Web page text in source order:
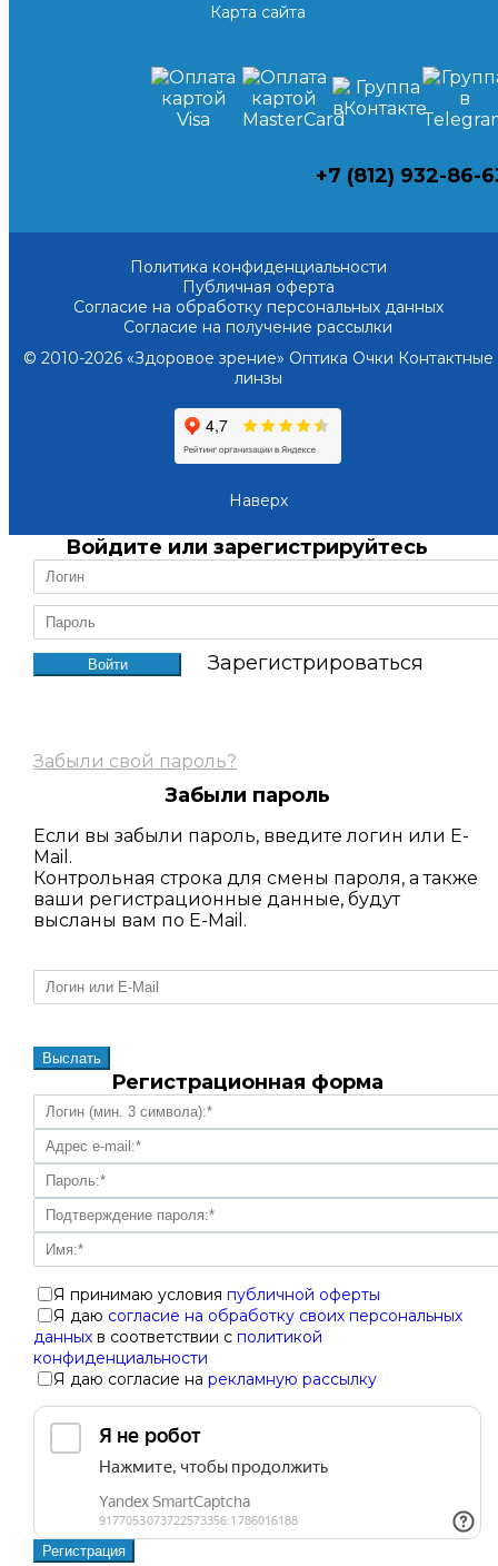
Карта сайта
+7 (812) 932-86-
Политика конфиденциальности
Публичная оферта
Согласие на обработку персональных данных
Согласие на получение рассылки
© 2010-2026 «Здоровое зрение» Оптика Очки Контактные
линзы
Наверх
Войдите или зарегистрируйтесь
Зарегистрироваться
Забыли свой пароль?
Забыли пароль
Если вы забыли пароль, введите логин или E-
Mail.
Контрольная строка для смены пароля, а также
ваши регистрационные данные, будут
высланы вам по E-Mail.
Регистрационная форма
Я принимаю условияпубличной оферты
Я даю согласие на обработку своих персональных
данных в соответствии сполитикой
конфиденциальности
Я даю согласие нарекламную рассылку